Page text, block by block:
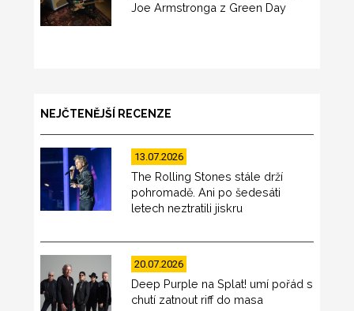
Joe Armstronga z Green Day
NEJČTENĚJŠÍ RECENZE
13.07.2026
The Rolling Stones stále drží
pohromadě. Ani po šedesáti
letech neztratili jiskru
20.07.2026
Deep Purple na Splat! umí pořád s
chutí zatnout riff do masa